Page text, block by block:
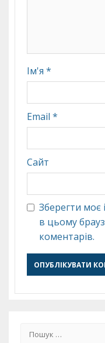
Ім'я *
Email *
Сайт
Зберегти моє
в цьому
коментарів.
Пошук: